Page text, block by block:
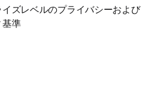
ズレベルのプライバシーおよび
基準